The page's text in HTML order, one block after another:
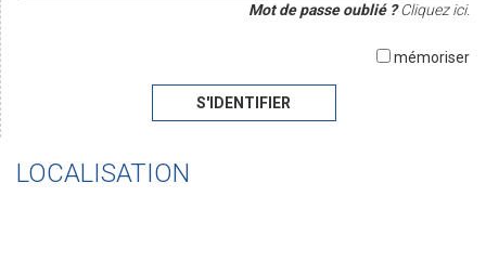
Mot de passe oublié ?Cliquez ici.
mémoriser
S'IDENTIFIER
LOCALISATION